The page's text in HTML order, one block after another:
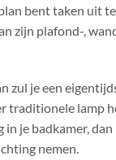
bent taken uit te
zijn plafond-,
zul je een
traditionele lamp
je badkamer,
nemen.